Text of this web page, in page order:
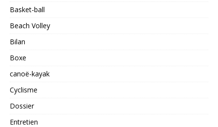
Basket-ball
Beach Volley
Bilan
Boxe
canoë-kayak
Cyclisme
Dossier
Entretien